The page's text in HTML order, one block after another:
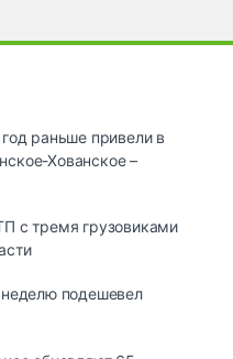
раньше привели в
Хованское –
с тремя грузовиками
подешевел